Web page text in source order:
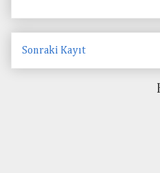
Sonraki Kayıt